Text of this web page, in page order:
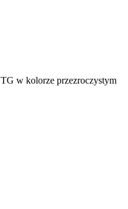
w kolorze przezroczystym